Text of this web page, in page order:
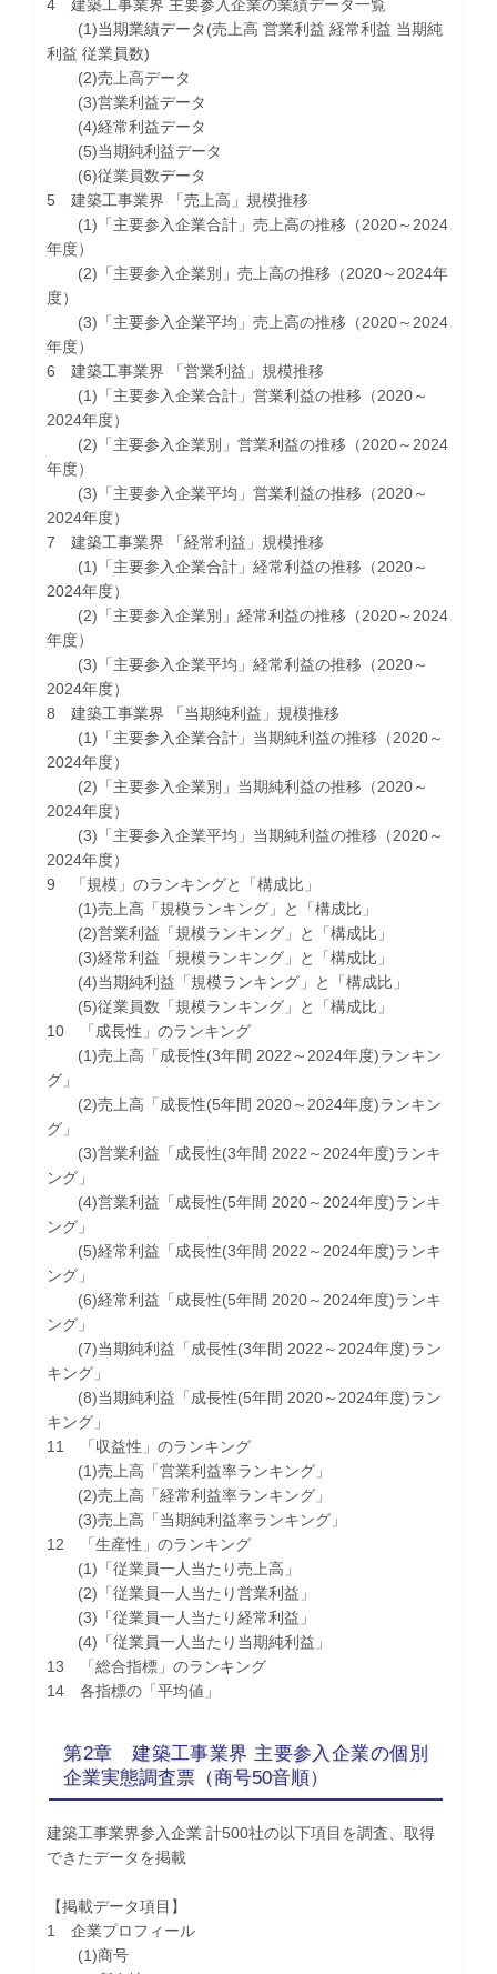
4 建築工事業界 主要参入企業の業績データ一覧
(1)当期業績データ(売上高 営業利益 経常利益 当期純
利益 従業員数)
(2)売上高データ
(3)営業利益データ
(4)経常利益データ
(5)当期純利益データ
(6)従業員数データ
5 建築工事業界 「売上高」規模推移
(1)「主要参入企業合計」売上高の推移（2020～2024
年度）
(2)「主要参入企業別」売上高の推移（2020～2024年
度）
(3)「主要参入企業平均」売上高の推移（2020～2024
年度）
6 建築工事業界 「営業利益」規模推移
(1)「主要参入企業合計」営業利益の推移（2020～
2024年度）
(2)「主要参入企業別」営業利益の推移（2020～2024
年度）
(3)「主要参入企業平均」営業利益の推移（2020～
2024年度）
7 建築工事業界 「経常利益」規模推移
(1)「主要参入企業合計」経常利益の推移（2020～
2024年度）
(2)「主要参入企業別」経常利益の推移（2020～2024
年度）
(3)「主要参入企業平均」経常利益の推移（2020～
2024年度）
8 建築工事業界 「当期純利益」規模推移
(1)「主要参入企業合計」当期純利益の推移（2020～
2024年度）
(2)「主要参入企業別」当期純利益の推移（2020～
2024年度）
(3)「主要参入企業平均」当期純利益の推移（2020～
2024年度）
9 「規模」のランキングと「構成比」
(1)売上高「規模ランキング」と「構成比」
(2)営業利益「規模ランキング」と「構成比」
(3)経常利益「規模ランキング」と「構成比」
(4)当期純利益「規模ランキング」と「構成比」
(5)従業員数「規模ランキング」と「構成比」
10 「成長性」のランキング
(1)売上高「成長性(3年間 2022～2024年度)ランキン
グ」
(2)売上高「成長性(5年間 2020～2024年度)ランキン
グ」
(3)営業利益「成長性(3年間 2022～2024年度)ランキ
ング」
(4)営業利益「成長性(5年間 2020～2024年度)ランキ
ング」
(5)経常利益「成長性(3年間 2022～2024年度)ランキ
ング」
(6)経常利益「成長性(5年間 2020～2024年度)ランキ
ング」
(7)当期純利益「成長性(3年間 2022～2024年度)ラン
キング」
(8)当期純利益「成長性(5年間 2020～2024年度)ラン
キング」
11 「収益性」のランキング
(1)売上高「営業利益率ランキング」
(2)売上高「経常利益率ランキング」
(3)売上高「当期純利益率ランキング」
12 「生産性」のランキング
(1)「従業員一人当たり売上高」
(2)「従業員一人当たり営業利益」
(3)「従業員一人当たり経常利益」
(4)「従業員一人当たり当期純利益」
13 「総合指標」のランキング
14 各指標の「平均値」
第2章 建築工事業界 主要参入企業の個別
企業実態調査票（商号50音順）
建築工事業界参入企業 計500社の以下項目を調査、取得
できたデータを掲載
【掲載データ項目】
1 企業プロフィール
(1)商号